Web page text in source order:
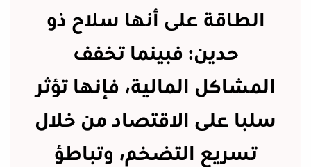
الطاقة على أنها سلاح ذو
حدين: فبينما تخفف
المشاكل المالية، فإنها تؤثر
سلبا على الاقتصاد من خلال
تسريع التضخم، وتباطؤ